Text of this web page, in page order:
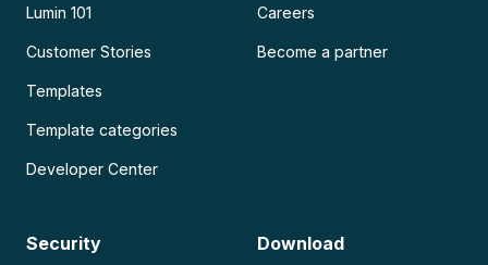
Lumin 101
Customer Stories
Templates
Template categories
Developer Center
Careers
Become a partner
Security Download